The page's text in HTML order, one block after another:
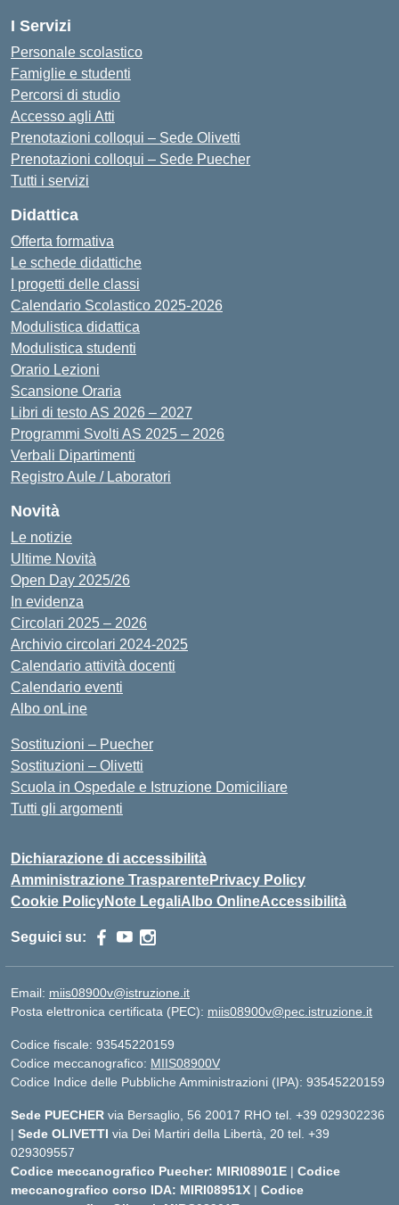
I Servizi
Personale scolastico
Famiglie e studenti
Percorsi di studio
Accesso agli Atti
Prenotazioni colloqui – Sede Olivetti
Prenotazioni colloqui – Sede Puecher
Tutti i servizi
Didattica
Offerta formativa
Le schede didattiche
I progetti delle classi
Calendario Scolastico 2025-2026
Modulistica didattica
Modulistica studenti
Orario Lezioni
Scansione Oraria
Libri di testo AS 2026 – 2027
Programmi Svolti AS 2025 – 2026
Verbali Dipartimenti
Registro Aule / Laboratori
Novità
Le notizie
Ultime Novità
Open Day 2025/26
In evidenza
Circolari 2025 – 2026
Archivio circolari 2024-2025
Calendario attività docenti
Calendario eventi
Albo onLine
Sostituzioni – Puecher
Sostituzioni – Olivetti
Scuola in Ospedale e Istruzione Domiciliare
Tutti gli argomenti
Dichiarazione di accessibilità
Amministrazione TrasparentePrivacy Policy
Cookie PolicyNote LegaliAlbo OnlineAccessibilità
Seguici su:
Email: miis08900v@istruzione.it
Posta elettronica certificata (PEC): miis08900v@pec.istruzione.it
Codice fiscale: 93545220159
Codice meccanografico: MIIS08900V
Codice Indice delle Pubbliche Amministrazioni (IPA): 93545220159
Sede PUECHER via Bersaglio, 56 20017 RHO tel. +39 029302236
| Sede OLIVETTI via Dei Martiri della Libertà, 20 tel. +39
029309557
Codice meccanografico Puecher: MIRI08901E | Codice
meccanografico corso IDA: MIRI08951X | Codice